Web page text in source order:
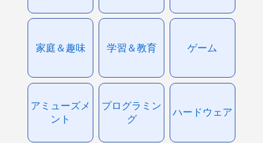
家庭＆趣味 学習＆教育 ゲーム
アミューズメ
ント
プログラミン
グ
ハードウェア